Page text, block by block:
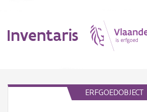
Inventaris
ERFGOEDOBJECT